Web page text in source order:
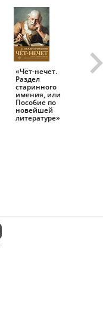
«Чёт-нечет.
Раздел
старинного
имения, или
Пособие по
новейшей
литературе»